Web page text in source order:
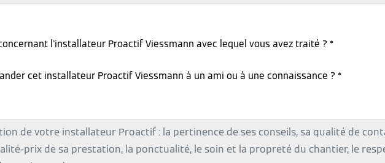
l'installateur Proactif Viessmann avec lequel vous avez traité ? *
cet installateur Proactif Viessmann à un ami ou à une connaissance ? *